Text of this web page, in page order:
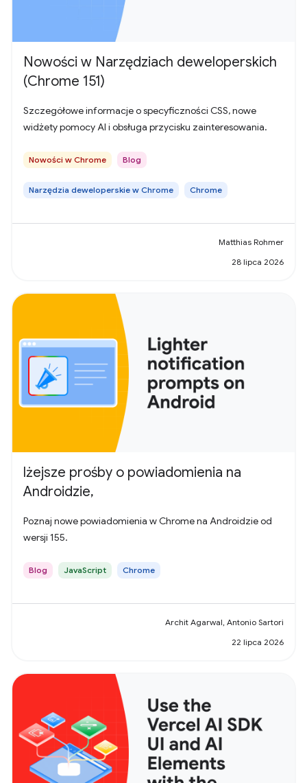
Nowości w Narzędziach deweloperskich
(Chrome 151)
Szczegółowe informacje o specyficzności CSS, nowe
widżety pomocy AI i obsługa przycisku zainteresowania.
Nowości w Chrome Blog
Narzędzia deweloperskie w Chrome Chrome
Matthias Rohmer
28 lipca 2026
lżejsze prośby o powiadomienia na
Androidzie,
Poznaj nowe powiadomienia w Chrome na Androidzie od
wersji 155.
Blog JavaScript Chrome
Archit Agarwal, Antonio Sartori
22 lipca 2026